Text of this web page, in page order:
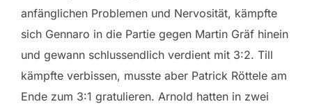
anfänglichen Problemen und Nervosität, kämpfte
sich Gennaro in die Partie gegen Martin Gräf hinein
und gewann schlussendlich verdient mit 3:2. Till
kämpfte verbissen, musste aber Patrick Röttele am
Ende zum 3:1 gratulieren. Arnold hatten in zwei